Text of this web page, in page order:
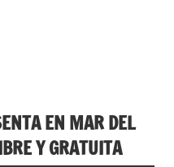
EN MAR DEL
Y GRATUITA